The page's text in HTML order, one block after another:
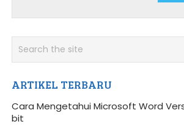
ARTIKEL TERBARU
Cara Mengetahui Microsoft Word
bit